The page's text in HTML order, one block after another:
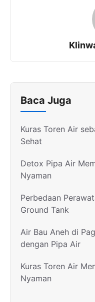
Baca Juga
Kuras Toren Air
Sehat
Detox Pipa Air
Nyaman
Perbedaan
Ground Tank
Air Bau Aneh di
dengan Pipa Air
Kuras Toren Air
Nyaman